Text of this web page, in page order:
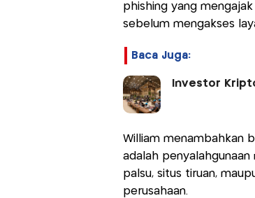
phishing yang
sebelum mengakses
Baca Juga:
Investor
William menambahkan
adalah
palsu, situs tiruan,
perusahaan.